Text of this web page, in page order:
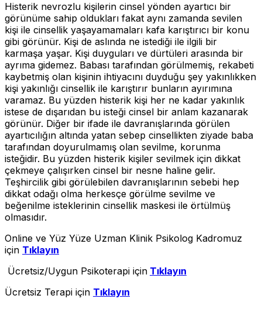
Histerik nevrozlu kişilerin cinsel yönden ayartıcı bir
görünüme sahip oldukları fakat aynı zamanda sevilen
kişi ile cinsellik yaşayamamaları kafa karıştırıcı bir konu
gibi görünür. Kişi de aslında ne istediği ile ilgili bir
karmaşa yaşar. Kişi duyguları ve dürtüleri arasında bir
ayrıma gidemez. Babası tarafından görülmemiş, rekabeti
kaybetmiş olan kişinin ihtiyacını duyduğu şey yakınlıkken
kişi yakınlığı cinsellik ile karıştırır bunların ayırımına
varamaz. Bu yüzden histerik kişi her ne kadar yakınlık
istese de dışarıdan bu isteği cinsel bir anlam kazanarak
görünür. Diğer bir ifade ile davranışlarında görülen
ayartıcılığın altında yatan sebep cinsellikten ziyade baba
tarafından doyurulmamış olan sevilme, korunma
isteğidir. Bu yüzden histerik kişiler sevilmek için dikkat
çekmeye çalışırken cinsel bir nesne haline gelir.
Teşhircilik gibi görülebilen davranışlarının sebebi hep
dikkat odağı olma herkesçe görülme sevilme ve
beğenilme isteklerinin cinsellik maskesi ile örtülmüş
olmasıdır.
Online ve Yüz Yüze Uzman Klinik Psikolog Kadromuz
için Tıklayın
Ücretsiz/Uygun Psikoterapi için Tıklayın
Ücretsiz Terapi için Tıklayın